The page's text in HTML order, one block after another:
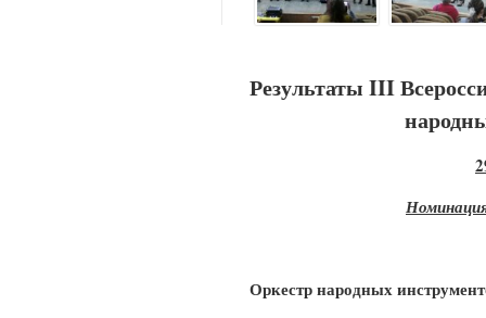
Результаты III
Оркестр народных